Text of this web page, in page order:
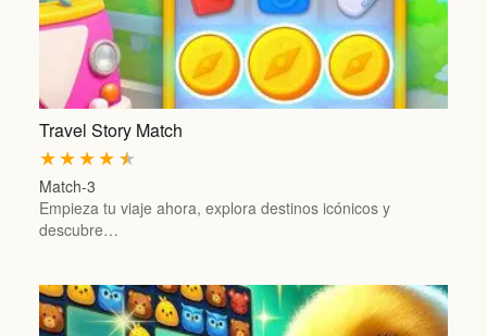
Travel Story Match
★
★
★
★
★
Match-3
Empieza tu viaje ahora, explora destinos icónicos y
descubre…